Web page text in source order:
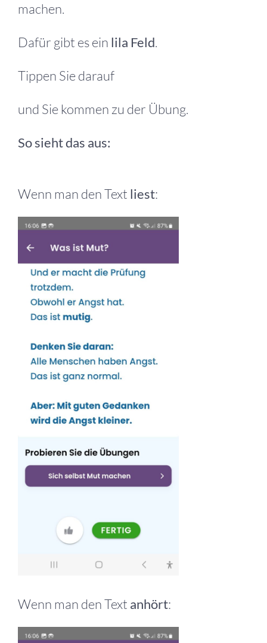
machen.
Dafür gibt es ein lila Feld.
Tippen Sie darauf
und Sie kommen zu der Übung.
So sieht das aus:
Wenn man den Text liest:
Wenn man den Text anhört: